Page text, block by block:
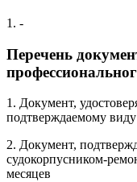
1. -
Перечень
1. Документ,
подтверждаемому
2. Документ,
судокорпусником-
месяцев